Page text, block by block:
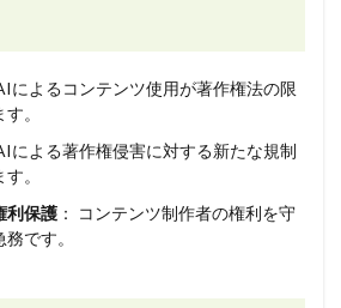
によるコンテンツ使用が著作権法の限
。
による著作権侵害に対する新たな規制
。
利保護 ： コンテンツ制作者の権利を守
です。